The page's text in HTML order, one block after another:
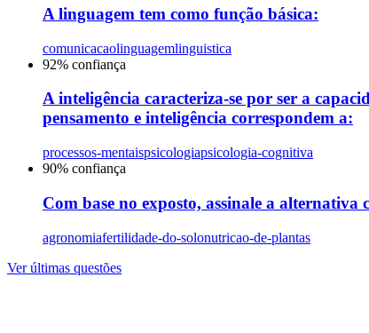
A linguagem tem como função básica:
comunicacaolinguagemlinguistica
92% confiança
A inteligência caracteriza-se por ser a
pensamento e inteligência correspondem a:
processos-mentaispsicologiapsicologia-cognitiva
90% confiança
Com base no exposto, assinale a alternativa
agronomiafertilidade-do-solonutricao-de-plantas
Ver últimas questões